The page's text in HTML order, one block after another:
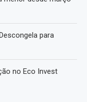
para
no Eco Invest